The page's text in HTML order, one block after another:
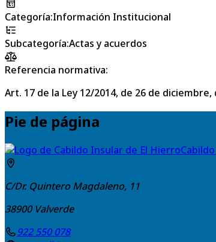
Categoría:Información Institucional
Subcategoría:Actas y acuerdos
Referencia normativa:
Art. 17 de la Ley 12/2014, de 26 de
Pie de página
C/Dr. Quintero Magdaleno, 11
38900 Valverde
922 550 078